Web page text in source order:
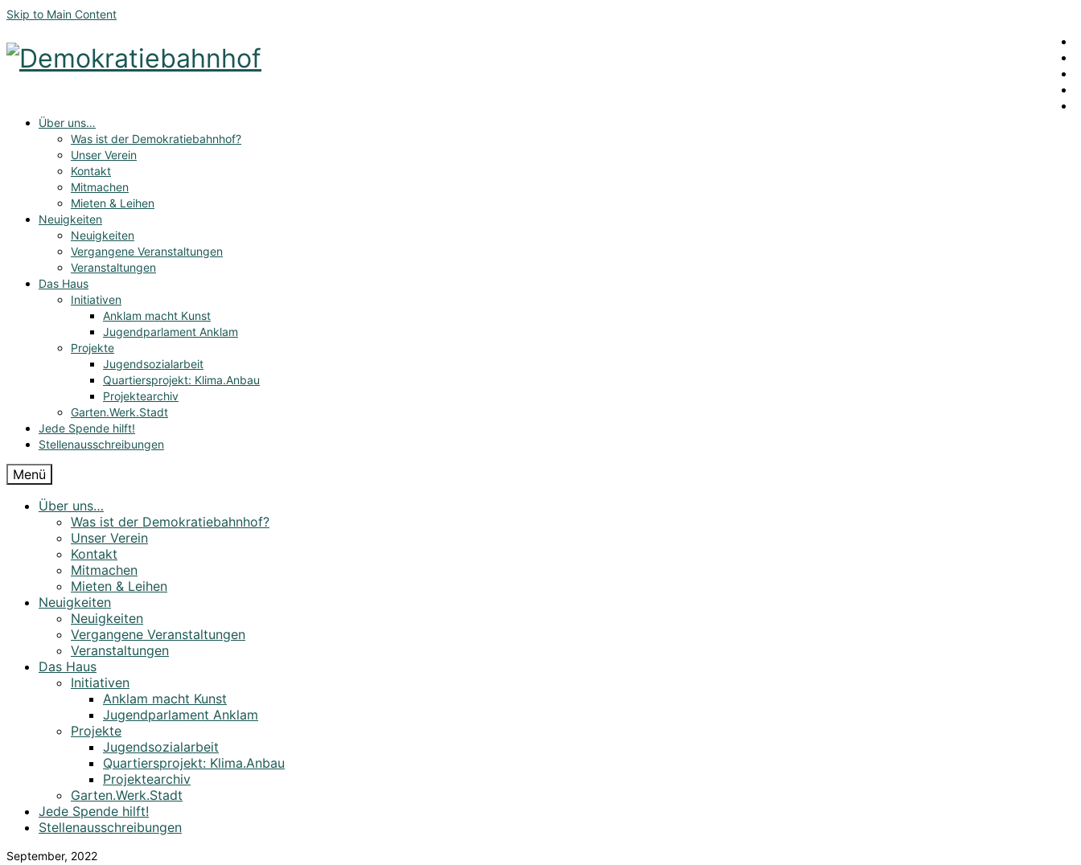
Skip to Main Content
Über uns…
Was ist der Demokratiebahnhof?
Unser Verein
Kontakt
Mitmachen
Mieten & Leihen
Neuigkeiten
Neuigkeiten
Vergangene Veranstaltungen
Veranstaltungen
Das Haus
Initiativen
Anklam macht Kunst
Jugendparlament Anklam
Projekte
Jugendsozialarbeit
Quartiersprojekt: Klima.Anbau
Projektearchiv
Garten.Werk.Stadt
Jede Spende hilft!
Stellenausschreibungen
Menü
Über uns…
Was ist der Demokratiebahnhof?
Unser Verein
Kontakt
Mitmachen
Mieten & Leihen
Neuigkeiten
Neuigkeiten
Vergangene Veranstaltungen
Veranstaltungen
Das Haus
Initiativen
Anklam macht Kunst
Jugendparlament Anklam
Projekte
Jugendsozialarbeit
Quartiersprojekt: Klima.Anbau
Projektearchiv
Garten.Werk.Stadt
Jede Spende hilft!
Stellenausschreibungen
September, 2022